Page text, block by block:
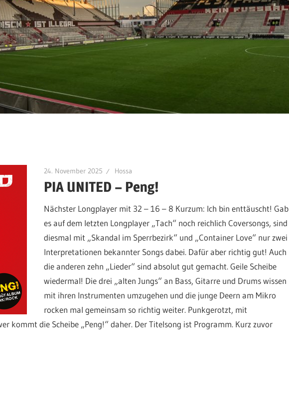
24. November 2025 Hossa
PIA UNITED – Peng!
Nächster Longplayer mit 32 – 16 – 8 Kurzum: Ich bin enttäuscht! Gab
es auf dem letzten Longplayer „Tach“ noch reichlich Coversongs, sind
diesmal mit „Skandal im Sperrbezirk“ und „Container Love“ nur zwei
Interpretationen bekannter Songs dabei. Dafür aber richtig gut! Auch
die anderen zehn „Lieder“ sind absolut gut gemacht. Geile Scheibe
wiedermal! Die drei „alten Jungs“ an Bass, Gitarre und Drums wissen
mit ihren Instrumenten umzugehen und die junge Deern am Mikro
rocken mal gemeinsam so richtig weiter. Punkgerotzt, mit
kommt die Scheibe „Peng!“ daher. Der Titelsong ist Programm. Kurz zuvor